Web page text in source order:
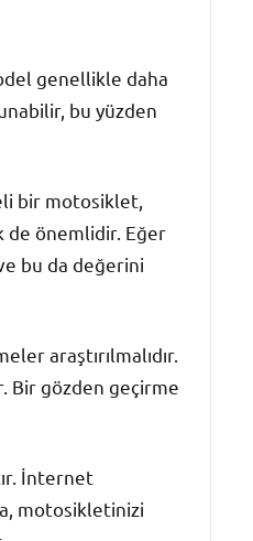
genellikle daha
bu yüzden
bir motosiklet,
de önemlidir. Eğer
bu da değerini
araştırılmalıdır.
Bir gözden geçirme
İnternet
motosikletinizi